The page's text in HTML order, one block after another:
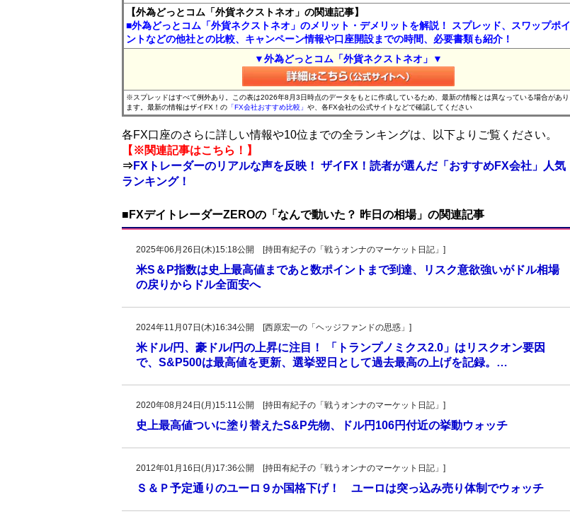
【外為どっとコム「外貨ネクストネオ」の関連記事】
■外為どっとコム「外貨ネクストネオ」のメリット・デメリットを解説！ スプレッド、スワップポイ
ントなどの他社との比較、キャンペーン情報や口座開設までの時間、必要書類も紹介！
▼外為どっとコム「外貨ネクストネオ」▼
※スプレッドはすべて例外あり。この表は2026年8月3日時点のデータをもとに作成しているため、最新の情報とは異なっている場合があり
ます。最新の情報はザイFX！の 「FX会社おすすめ比較」 や、各FX会社の公式サイトなどで確認してください
各FX口座のさらに詳しい情報や10位までの全ランキングは、以下よりご覧ください。
【※関連記事はこちら！】
⇒FXトレーダーのリアルな声を反映！ ザイFX！読者が選んだ「おすすめFX会社」人気
ランキング！
■FXデイトレーダーZEROの「なんで動いた？ 昨日の相場」の関連記事
2025年06月26日(木)15:18公開 [持田有紀子の「戦うオンナのマーケット日記」]
米S＆P指数は史上最高値まであと数ポイントまで到達、リスク意欲強いがドル相場
の戻りからドル全面安へ
2024年11月07日(木)16:34公開 [西原宏一の「ヘッジファンドの思惑」]
米ドル/円、豪ドル/円の上昇に注目！ 「トランプノミクス2.0」はリスクオン要因
で、S&P500は最高値を更新、選挙翌日として過去最高の上げを記録。…
2020年08月24日(月)15:11公開 [持田有紀子の「戦うオンナのマーケット日記」]
史上最高値ついに塗り替えたS&P先物、ドル円106円付近の挙動ウォッチ
2012年01月16日(月)17:36公開 [持田有紀子の「戦うオンナのマーケット日記」]
Ｓ＆Ｐ予定通りのユーロ９か国格下げ！ ユーロは突っ込み売り体制でウォッチ